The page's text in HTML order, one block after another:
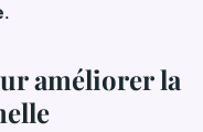
.
améliorer la